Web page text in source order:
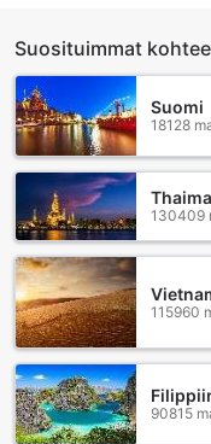
Suosituimmat
Suomi
18128
130409
115960
90815